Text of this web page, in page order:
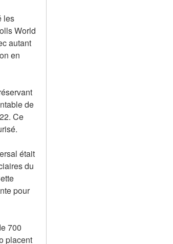
les
World
autant
en
de
Ce
était
du
pour
700
placent